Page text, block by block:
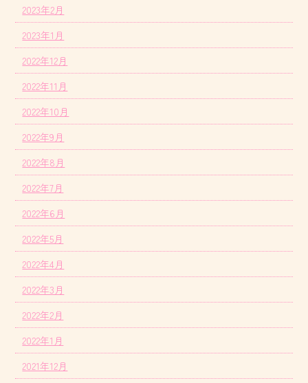
2023年2月
2023年1月
2022年12月
2022年11月
2022年10月
2022年9月
2022年8月
2022年7月
2022年6月
2022年5月
2022年4月
2022年3月
2022年2月
2022年1月
2021年12月